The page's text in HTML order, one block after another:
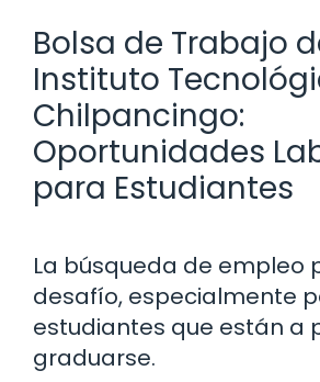
Bolsa de Trabajo
Instituto
Chilpancingo:
Oportunidades
para Estudiantes
La búsqueda de empleo
desafío, especialmente
estudiantes que están a
graduarse.